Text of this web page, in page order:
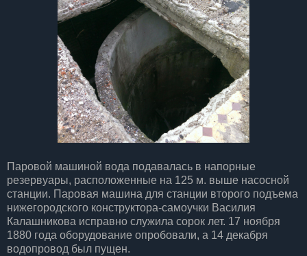
Паровой машиной вода подавалась в напорные
резервуары, расположенные на 125 м. выше насосной
станции. Паровая машина для станции второго подъема
нижегородского конструктора-самоучки Василия
Калашникова исправно служила сорок лет. 17 ноября
1880 года оборудование опробовали, а 14 декабря
водопровод был пущен.